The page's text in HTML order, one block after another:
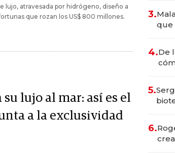
lujo, atravesada por hidrógeno, diseño a
que rozan los US$ 800 millones.
su lujo al mar: así es el
a la exclusividad
3.
que
4.De
5.
6.